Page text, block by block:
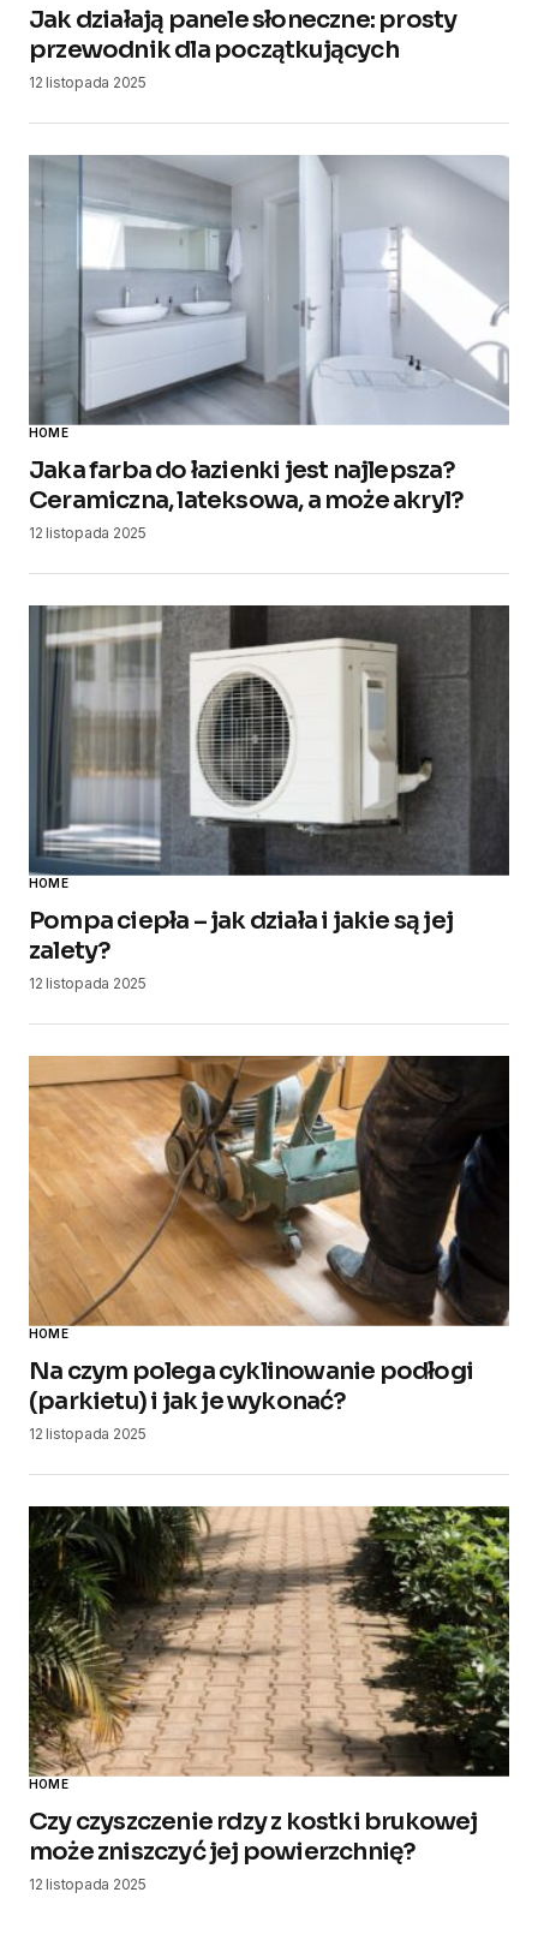
Jak działają panele słoneczne: prosty
przewodnik dla początkujących
12 listopada 2025
HOME
Jaka farba do łazienki jest najlepsza?
Ceramiczna, lateksowa, a może akryl?
12 listopada 2025
HOME
Pompa ciepła – jak działa i jakie są jej
zalety?
12 listopada 2025
HOME
Na czym polega cyklinowanie podłogi
(parkietu) i jak je wykonać?
12 listopada 2025
HOME
Czy czyszczenie rdzy z kostki brukowej
może zniszczyć jej powierzchnię?
12 listopada 2025